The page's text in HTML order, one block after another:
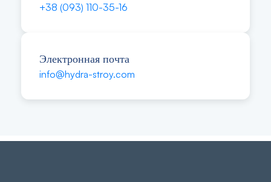
+38 (093) 110-35-16
Электронная почта
info@hydra-stroy.com